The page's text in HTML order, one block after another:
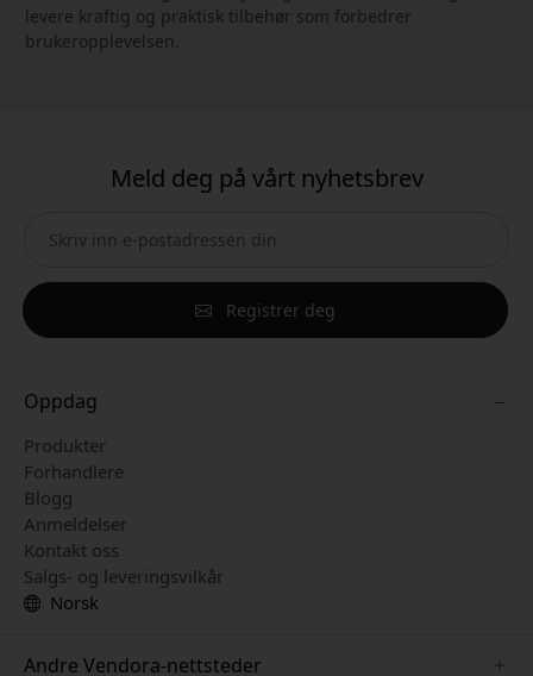
levere kraftig og praktisk tilbehør som forbedrer
brukeropplevelsen.
Meld deg på vårt nyhetsbrev
Registrer deg
Oppdag
Produkter
Forhandlere
Blogg
Anmeldelser
Kontakt oss
Salgs- og leveringsvilkår
Norsk
Andre Vendora-nettsteder